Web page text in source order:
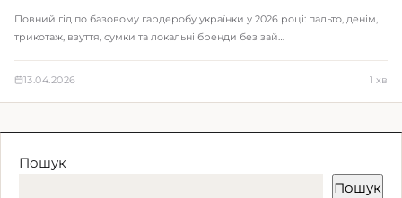
Повний гід по базовому гардеробу українки у 2026 році: пальто, денім,
трикотаж, взуття, сумки та локальні бренди без зай…
13.04.2026 1 хв
Пошук
Пошук